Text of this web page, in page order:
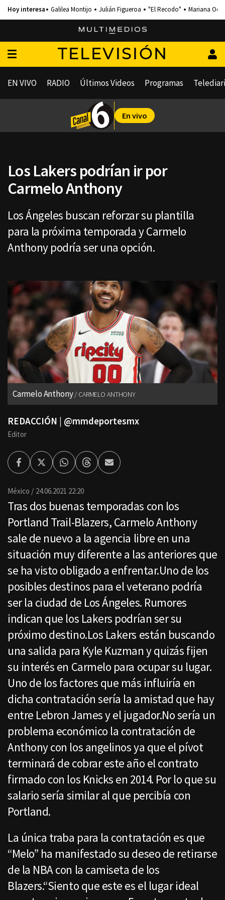
Galilea Montijo Julián Figueroa "El Recodo" Mariana
TELEVISIÓN
EN VIVO RADIO Últimos Videos Programas
En vivo
Los Lakers podrían ir por
Carmelo Anthony
Los Ángeles buscan reforzar su plantilla
para la próxima temporada y Carmelo
Anthony podría ser una opción.
Carmelo Anthony CARMELO ANTHONY
REDACCIÓN | @mmdeportesmx
Editor
FacebookTwitterWhatsappThreadsEnviar
por
México 24.06.2021 22:20
Tras dos buenas temporadas con los
Portland Trail-Blazers, Carmelo Anthony
sale de nuevo a la agencia libre en una
situación muy diferente a las anteriores que
se ha visto obligado a enfrentar.Uno de los
posibles destinos para el veterano podría
ser la ciudad de Los Ángeles. Rumores
indican que los Lakers podrían ser su
próximo destino.Los Lakers están buscando
una salida para Kyle Kuzman y quizás fijen
su interés en Carmelo para ocupar su lugar.
Uno de los factores que más influiría en
dicha contratación sería la amistad que hay
entre Lebron James y el jugador.No sería un
problema económico la contratación de
Anthony con los angelinos ya que el pívot
terminará de cobrar este año el contrato
firmado con los Knicks en 2014. Por lo que su
salario sería similar al que percibía con
Portland.
La única traba para la contratación es que
“Melo” ha manifestado su deseo de retirarse
de la NBA con la camiseta de los
Blazers.“Siento que este es el lugar ideal